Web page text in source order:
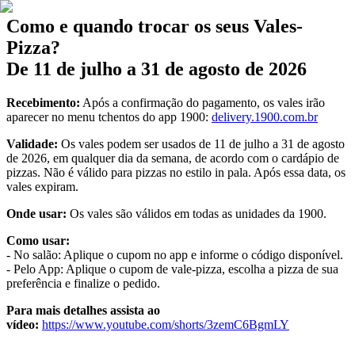
Como e quando trocar os seus Vales-
Pizza?
De 11 de julho a 31 de agosto de 2026
Recebimento: Após a confirmação do pagamento, os vales irão
aparecer no menu tchentos do app 1900: delivery.1900.com.br
Validade: Os vales podem ser usados de 11 de julho a 31 de agosto
de 2026, em qualquer dia da semana, de acordo com o cardápio de
pizzas. Não é válido para pizzas no estilo in pala. Após essa data, os
vales expiram.
Onde usar: Os vales são válidos em todas as unidades da 1900.
Como usar:
- No salão: Aplique o cupom no app e informe o código disponível.
- Pelo App: Aplique o cupom de vale-pizza, escolha a pizza de sua
preferência e finalize o pedido.
Para mais detalhes assista ao
vídeo: https://www.youtube.com/shorts/3zemC6BgmLY